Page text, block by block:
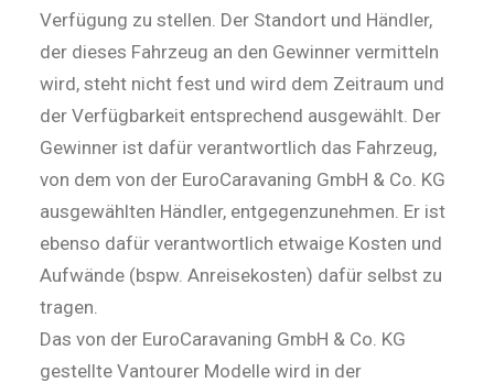
Verfügung zu stellen. Der Standort und Händler,
der dieses Fahrzeug an den Gewinner vermitteln
wird, steht nicht fest und wird dem Zeitraum und
der Verfügbarkeit entsprechend ausgewählt. Der
Gewinner ist dafür verantwortlich das Fahrzeug,
von dem von der EuroCaravaning GmbH & Co. KG
ausgewählten Händler, entgegenzunehmen. Er ist
ebenso dafür verantwortlich etwaige Kosten und
Aufwände (bspw. Anreisekosten) dafür selbst zu
tragen.
Das von der EuroCaravaning GmbH & Co. KG
gestellte Vantourer Modelle wird in der